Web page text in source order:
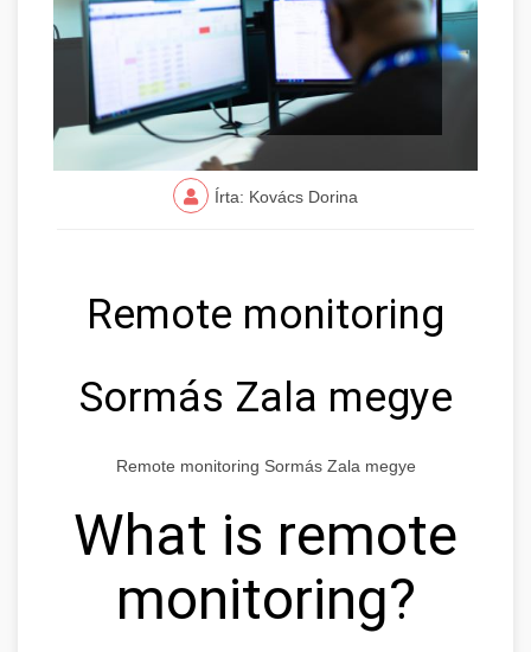
Írta: Kovács Dorina
Remote monitoring
Sormás Zala megye
Remote monitoring Sormás Zala megye
What is remote
monitoring?